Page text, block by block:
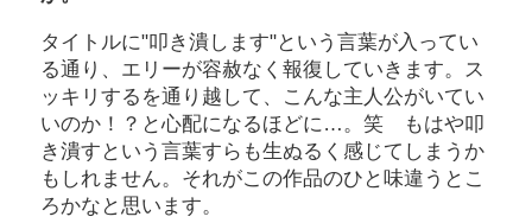
タイトルに"叩き潰します"という言葉が入ってい
る通り、エリーが容赦なく報復していきます。ス
ッキリするを通り越して、こんな主人公がいてい
いのか！？と心配になるほどに…。笑 もはや叩
き潰すという言葉すらも生ぬるく感じてしまうか
もしれません。それがこの作品のひと味違うとこ
ろかなと思います。